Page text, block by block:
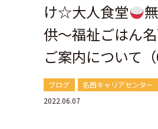
け☆大人食堂
供～福祉ごはん
ご案内について（
ブログ
名西キャリアセンター
2022.06.07